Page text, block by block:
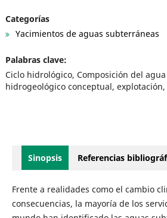
Categorías
Yacimientos de aguas subterráneas
Palabras clave:
Ciclo hidrológico, Composición del
hidrogeológico conceptual,
Sinopsis Referencias
Frente a realidades como el cambio
consecuencias, la mayoría de los